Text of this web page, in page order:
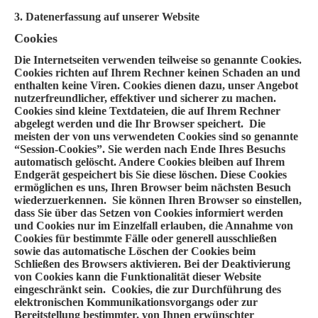
3. Datenerfassung auf unserer Website
Cookies
Die Internetseiten verwenden teilweise so genannte Cookies.
Cookies richten auf Ihrem Rechner keinen Schaden an und
enthalten keine Viren. Cookies dienen dazu, unser Angebot
nutzerfreundlicher, effektiver und sicherer zu machen.
Cookies sind kleine Textdateien, die auf Ihrem Rechner
abgelegt werden und die Ihr Browser speichert. Die
meisten der von uns verwendeten Cookies sind so genannte
“Session-Cookies”. Sie werden nach Ende Ihres Besuchs
automatisch gelöscht. Andere Cookies bleiben auf Ihrem
Endgerät gespeichert bis Sie diese löschen. Diese Cookies
ermöglichen es uns, Ihren Browser beim nächsten Besuch
wiederzuerkennen. Sie können Ihren Browser so einstellen,
dass Sie über das Setzen von Cookies informiert werden
und Cookies nur im Einzelfall erlauben, die Annahme von
Cookies für bestimmte Fälle oder generell ausschließen
sowie das automatische Löschen der Cookies beim
Schließen des Browsers aktivieren. Bei der Deaktivierung
von Cookies kann die Funktionalität dieser Website
eingeschränkt sein. Cookies, die zur Durchführung des
elektronischen Kommunikationsvorgangs oder zur
Bereitstellung bestimmter, von Ihnen erwünschter